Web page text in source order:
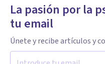
La pasión por la
tu email
Únete y recibe artículos y